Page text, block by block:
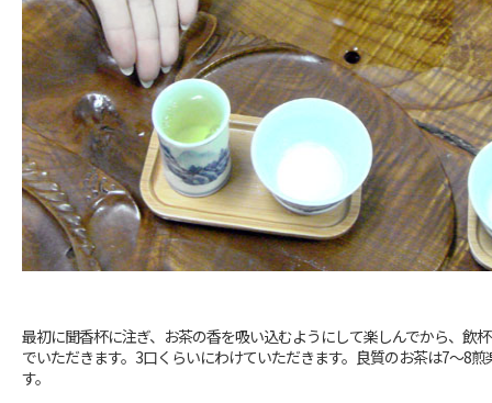
最初に聞香杯に注ぎ、お茶の香を吸い込むようにして楽しんでから、飲
でいただきます。3口くらいにわけていただきます。良質のお茶は7～8煎
す。